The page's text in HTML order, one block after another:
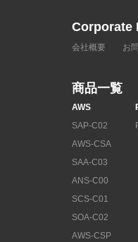
Corporate
会社概要 お
商品一覧
AWS
SAP-C02
AWS-CSA
SAA-C03
ANS-C00
SCS-C01
SOA-C02
AWS-CSP